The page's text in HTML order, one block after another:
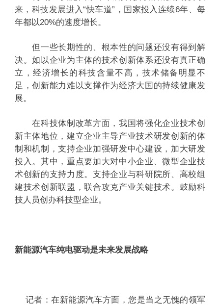
来，科技发展进入“快车道”，国家投入连续6年、每
年都以20%的速度增长。
但一些长期性的、根本性的问题还没有得到解
决。如以企业为主体的技术创新体系还没有真正确
立，经济增长的科技含量不高，技术储备明显不
足，创新能力难以支撑作为经济大国的持续健康发
展。
在科技体制改革方面，我国将强化企业技术创
新主体地位，建立企业主导产业技术研发创新的体
制和机制，支持企业加强研发中心建设，加大研发
投入。其中，重点要加大对中小企业、微型企业技
术创新的支持力度。支持企业与科研院所、高校组
建技术创新联盟，联合攻克产业关键技术。鼓励科
技人员创办科技型企业。
新能源汽车纯电驱动是未来发展战略
记者：在新能源汽车方面，您是当之无愧的领军